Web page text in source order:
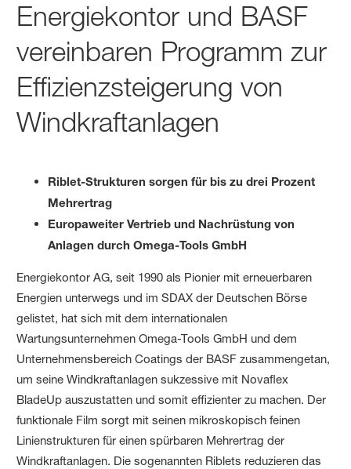
Energiekontor und BASF
vereinbaren Programm zur
Effizienzsteigerung von
Windkraftanlagen
Riblet-Strukturen sorgen für bis zu drei Prozent
Mehrertrag
Europaweiter Vertrieb und Nachrüstung von
Anlagen durch Omega-Tools GmbH
Energiekontor AG, seit 1990 als Pionier mit erneuerbaren
Energien unterwegs und im SDAX der Deutschen Börse
gelistet, hat sich mit dem internationalen
Wartungsunternehmen Omega-Tools GmbH und dem
Unternehmensbereich Coatings der BASF zusammengetan,
um seine Windkraftanlagen sukzessive mit Novaflex
BladeUp auszustatten und somit effizienter zu machen. Der
funktionale Film sorgt mit seinen mikroskopisch feinen
Linienstrukturen für einen spürbaren Mehrertrag der
Windkraftanlagen. Die sogenannten Riblets reduzieren das